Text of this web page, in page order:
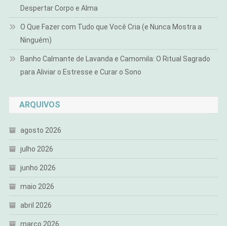
Despertar Corpo e Alma
O Que Fazer com Tudo que Você Cria (e Nunca Mostra a
Ninguém)
Banho Calmante de Lavanda e Camomila: O Ritual Sagrado
para Aliviar o Estresse e Curar o Sono
ARQUIVOS
agosto 2026
julho 2026
junho 2026
maio 2026
abril 2026
março 2026